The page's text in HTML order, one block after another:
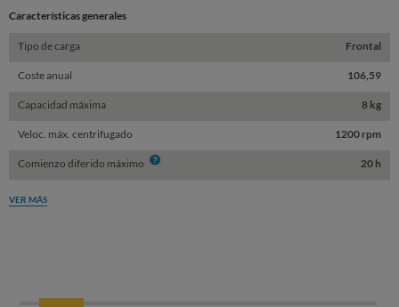
Características generales
Tipo de carga Frontal
Coste anual 106,59
Capacidad máxima 8 kg
Veloc. máx. centrifugado 1200 rpm
Comienzo diferido máximo Info 20 h
VER MÁS